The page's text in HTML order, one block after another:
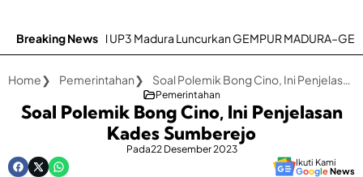
Breaking News
Madura Luncurkan GEMPUR MADURA–GESIT POLL
Home Pemerintahan Soal Polemik Bong Cino, Ini Penjelasan Kades Sumberejo
Pemerintahan
Soal Polemik Bong Cino, Ini Penjelasan
Kades Sumberejo
Pada22 Desember 2023
Ikuti Kami
GoogleNews